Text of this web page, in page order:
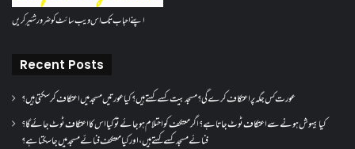
اپنے احباب تک اس ویب سائٹ کو ضرور شئیر کریں
Recent Posts
عورت کس جگہ پر اعتکاف کرے گی؟مسجد بیت کسے کہتے ہیں؟کیا عورتیں مسجد میں اعتکاف کر سکتی ہیں؟
کیا بیہوش ہونے سے اعتکاف ٹوٹ جاتا ہے؟ اگر معتکف کو احتلام ہو جائے تو کیا اس کا اعتکاف ٹوٹ جائے گا؟
فنائے مسجد کسے کہتے ہیں ، اور کیا معتکف فنائے مسجد میں جا سکتا ہے؟